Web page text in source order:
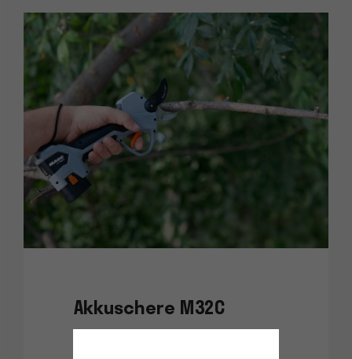
Akkuschere M32C